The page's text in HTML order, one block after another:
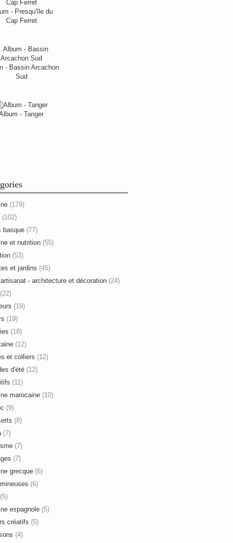
- Presqu'île du
Cap Ferret
- Bassin Arcachon
Sud
- Tanger
(179)
(102)
basque (77)
et nutrition (55)
(53)
et jardins (45)
- architecture et décoration (24)
(22)
(19)
(19)
(18)
(12)
et colliers (12)
d'été (12)
(11)
marocaine (10)
(9)
(8)
(7)
(7)
(7)
grecque (6)
(6)
(5)
espagnole (5)
créatifs (5)
(4)